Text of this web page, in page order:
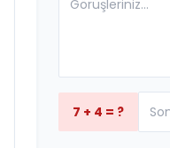
7 + 4 = ?